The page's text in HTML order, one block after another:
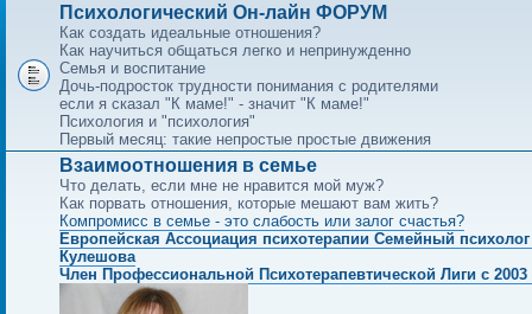
Психологический Он-лайн ФОРУМ
Как создать идеальные отношения?
Как научиться общаться легко и непринужденно
Семья и воспитание
Дочь-подросток трудности понимания с родителями
если я сказал "К маме!" - значит "К маме!"
Психология и "психология"
Первый месяц: такие непростые простые движения
Взаимоотношения в семье
Что делать, если мне не нравится мой муж?
Как порвать отношения, которые мешают вам жить?
Компромисс в семье - это слабость или залог счастья?
Европейская Ассоциация психотерапии Семейный
Кулешова
Член Профессиональной Психотерапевтической Лиги с 2003